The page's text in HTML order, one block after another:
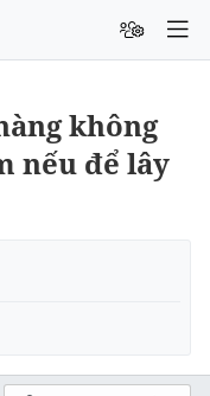
không
nếu để lây